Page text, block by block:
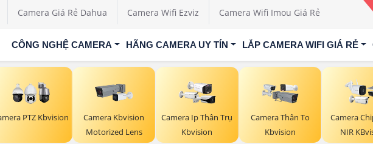
Camera Giá Rẻ Dahua Camera Wifi Ezviz Camera Wifi Imou Giá Rẻ
CÔNG NGHỆ CAMERA HÃNG CAMERA UY TÍN LẮP CAMERA WIFI GIÁ RẺ
PTZ Kbvision
Camera Kbvision
Motorized Lens
Camera Ip Thân Trụ
Kbvision
Camera Thân To
Kbvision
Camera
NIR